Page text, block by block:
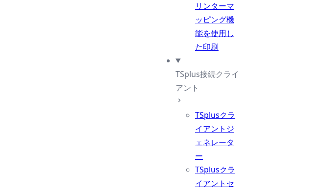
リンターマ
ッピング機
能を使用し
た印刷
TSplus接続クライ
アント
TSplusクラ
イアントジ
ェネレータ
ー
TSplusクラ
イアントセ